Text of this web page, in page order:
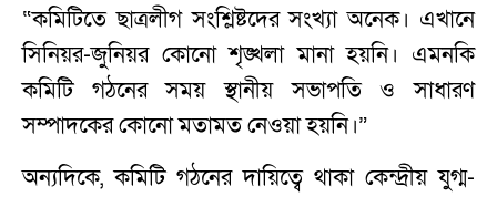
“কমিটিতে ছাত্রলীগ সংশ্লিষ্টদের সংখ্যা অনেক। এখানে
সিনিয়র-জুনিয়র কোনো শৃঙ্খলা মানা হয়নি। এমনকি
কমিটি গঠনের সময় স্থানীয় সভাপতি ও সাধারণ
সম্পাদকের কোনো মতামত নেওয়া হয়নি।”
অন্যদিকে, কমিটি গঠনের দায়িত্বে থাকা কেন্দ্রীয় যুগ্ম-